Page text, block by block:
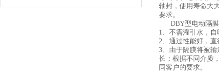
轴封，使用寿命大
要求。
DBY型电动隔
1、不需灌引水，
2、通过性能好，
3、由于隔膜将被
长；根据不同介质
同客户的要求。